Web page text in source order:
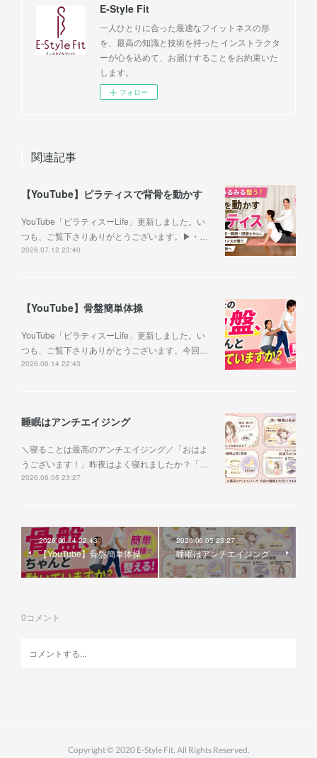
E-Style Fit
一人ひとりに合った最適なフイットネスの形
を、最高の知識と技術を持った インストラクタ
ーが心を込めて、お届けすることをお約束いた
します。
フォロー
関連記事
【YouTube】ピラティスで背骨を動かす
YouTube「ピラティスーLife」更新しました。い
つも、ご覧下さりありがとうございます。▶︎・…
2026.07.12 23:40
【YouTube】骨盤簡単体操
YouTube「ピラティスーLife」更新しました。い
つも、ご覧下さりありがとうございます。今回…
2026.06.14 22:43
睡眠はアンチエイジング
＼寝ることは最高のアンチエイジング／「おはよ
うございます！」昨夜はよく寝れましたか？「…
2026.06.05 23:27
2026.06.14 22:43
【YouTube】骨盤簡単体操
2026.06.05 23:27
睡眠はアンチエイジング
0コメント
Copyright © 2020 E-Style Fit. All Rights Reserved.